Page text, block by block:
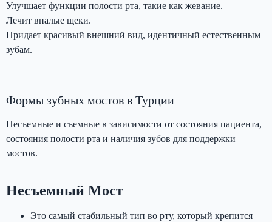
Улучшает функции полости рта, такие как жевание.
Лечит впалые щеки.
Придает красивый внешний вид, идентичный естественным
зубам.
Формы зубных мостов в Турции
Несъемные и съемные в зависимости от состояния пациента,
состояния полости рта и наличия зубов для поддержки
мостов.
Несъемный Мост
Это самый стабильный тип во рту, который крепится